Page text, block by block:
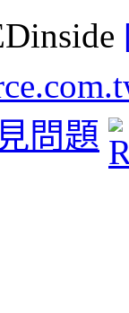
問題